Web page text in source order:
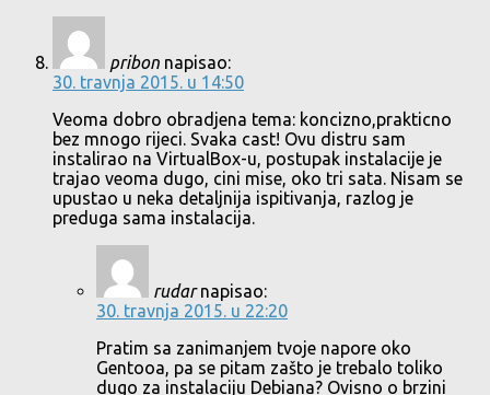
pribon napisao:
30. travnja 2015. u 14:50
Veoma dobro obradjena tema: koncizno,prakticno
bez mnogo rijeci. Svaka cast! Ovu distru sam
instalirao na VirtualBox-u, postupak instalacije je
trajao veoma dugo, cini mise, oko tri sata. Nisam se
upustao u neka detaljnija ispitivanja, razlog je
preduga sama instalacija.
rudar napisao:
30. travnja 2015. u 22:20
Pratim sa zanimanjem tvoje napore oko
Gentooa, pa se pitam zašto je trebalo toliko
dugo za instalaciju Debiana? Ovisno o brzini